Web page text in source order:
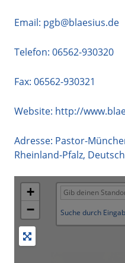
Email: pgb@blaesius.de
Telefon: 06562-930320
Fax: 06562-930321
Website: http://
Adresse: Pastor-
Rheinland-Pfalz,
+
−
Suche durch